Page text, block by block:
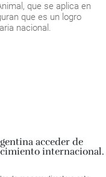
que se aplica en
que es un logro
nacional.